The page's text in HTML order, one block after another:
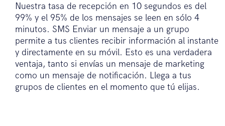
Nuestra tasa de recepción en 10 segundos es del
99% y el 95% de los mensajes se leen en sólo 4
minutos. SMS Enviar un mensaje a un grupo
permite a tus clientes recibir información al instante
y directamente en su móvil. Esto es una verdadera
ventaja, tanto si envías un mensaje de marketing
como un mensaje de notificación. Llega a tus
grupos de clientes en el momento que tú elijas.